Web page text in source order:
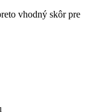
vhodný skôr pre